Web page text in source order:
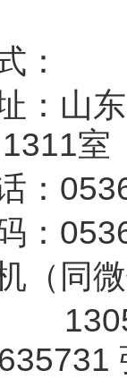
：
：山
1311室
：
：
（同